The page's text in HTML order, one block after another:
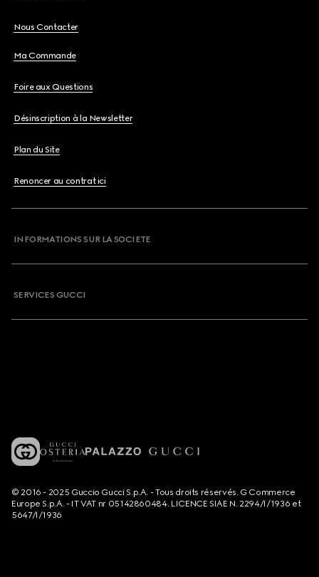
Nous Contacter
Ma Commande
Foire aux Questions
Désinscription à la Newsletter
Plan du Site
Renoncer au contrat ici
INFORMATIONS SUR LA SOCIETE
SERVICES GUCCI
© 2016 - 2025 Guccio Gucci S.p.A. - Tous droits réservés. G Commerce
Europe S.p.A. - IT VAT nr 05142860484. LICENCE SIAE N. 2294/I/1936 et
5647/I/1936